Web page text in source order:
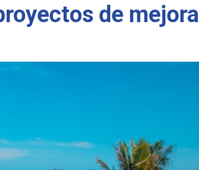
de mejora